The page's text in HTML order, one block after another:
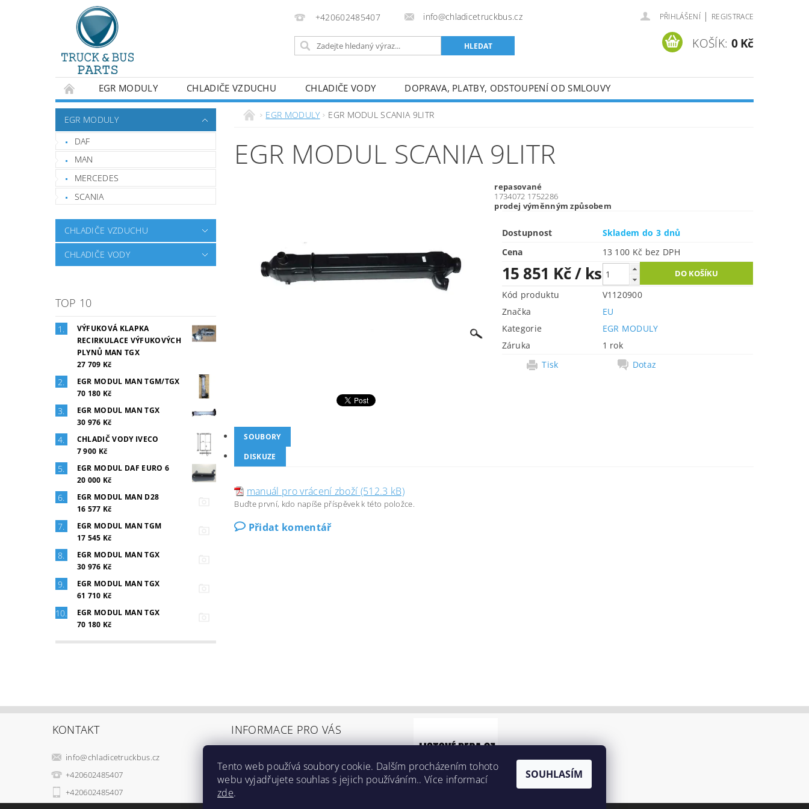
+420602485407 info@chladicetruckbus.cz PŘIHLÁŠENÍ | REGISTRACE
KOŠÍK: 0 Kč
EGR MODULY CHLADIČE VZDUCHU CHLADIČE VODY
DOPRAVA, PLATBY, ODSTOUPENÍ OD SMLOUVY
OBCHODNÍ PODMÍNKY
NAPIŠTE NÁM
EGR MODULY
DAF
MAN
MERCEDES
SCANIA
CHLADIČE VZDUCHU
CHLADIČE VODY
TOP 10
VÝFUKOVÁ KLAPKA
RECIRKULACE VÝFUKOVÝCH
PLYNŮ MAN TGX
27 709 Kč
EGR MODUL MAN TGM/TGX
70 180 Kč
EGR MODUL MAN TGX
30 976 Kč
CHLADIČ VODY IVECO
7 900 Kč
EGR MODUL DAF EURO 6
20 000 Kč
EGR MODUL MAN D28
16 577 Kč
EGR MODUL MAN TGM
17 545 Kč
EGR MODUL MAN TGX
30 976 Kč
EGR MODUL MAN TGX
61 710 Kč
EGR MODUL MAN TGX
70 180 Kč
EGR MODULY EGR MODUL SCANIA 9LITR
EGR MODUL SCANIA 9LITR
repasované
1734072 1752286
prodej výměnným způsobem
Dostupnost
Skladem do 3 dnů
Cena
13 100 Kč bez DPH
15 851 Kč/ ks
Kód produktu
V1120900
Značka
EU
Kategorie
EGR MODULY
Záruka
1 rok
Tisk
Dotaz
SOUBORY
DISKUZE
manuál pro vrácení zboží (512.3 kB)
Buďte první, kdo napíše příspěvek k této položce.
Přidat komentář
KONTAKT
info@chladicetruckbus.cz
+420602485407
+420602485407
INFORMACE PRO VÁS
Doprava, platby, odstoupení od smlouvy
Obchodní podmínky
Tento web používá soubory cookie. Dalším procházením tohoto
webu vyjadřujete souhlas s jejich používáním.. Více informací
zde.
SOUHLASÍM